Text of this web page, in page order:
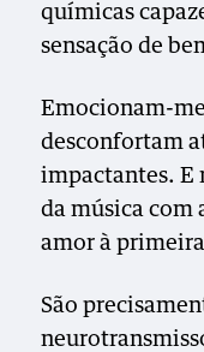
químicas
sensação de
Emocionam-
desconfortam
impactantes. E
da música com
amor à
São